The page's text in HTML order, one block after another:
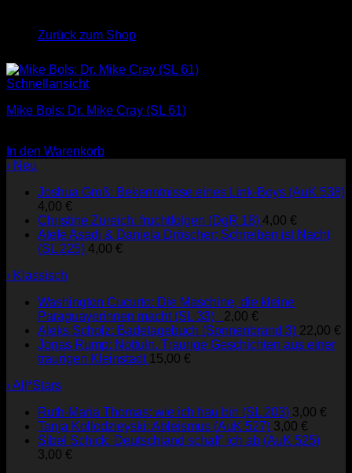
Zurück zum Shop
Schnellansicht
Mike Bols: Dr. Mike Cray (SL 61)
In den Warenkorb
› Neu
Joshua Groß: Bekenntnisse eines Link-Boys (AuK 538)
4,00 €
Christine Zureich: fruchtfolgen (DgR 18) 4,00 €
Atefe Asadi & Daniela Dröscher: Schreiben ist Nacht
(SL 225) 4,00 €
› Klassisch
Washington Cucurto: Die Maschine, die kleine
Paraguayerinnen macht (SL 33)
2,00 €
Aleks Scholz: Badetagebuch (Sonnenbrand 3) 22,00 €
Jonas Rump: Nottuln. Traurige Geschichten aus einer
traurigen Kleinstadt 15,00 €
› All*Stars
Ruth-Maria Thomas: wie ich frau bin (SL 203) 3,00 €
Tanja Kollodzieyski: Ableismus (AuK 527) 3,00 €
Sibel Schick: Deutschland schaff' ich ab (AuK 525)
3,00 €